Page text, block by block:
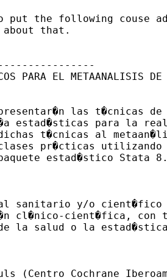
put the following couse
that.
PARA EL METAANALISIS DE
las t�cnicas
estad�sticas para la
t�cnicas al
pr�cticas utilizando
estad�stico Stata
sanitario y/o cient�fico
cl�nico-cient�fica, con
la salud o la
(Centro Cochrane